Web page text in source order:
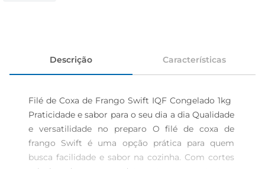
Descrição Características
Filé de Coxa de Frango Swift IQF Congelado 1kg
Praticidade e sabor para o seu dia a dia Qualidade
e versatilidade no preparo O filé de coxa de
frango Swift é uma opção prática para quem
busca facilidade e sabor na cozinha. Com cortes